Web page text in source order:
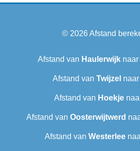
© 2026Afstand
Afstand van Haulerwijk naar
Afstand van Twijzel naar
Afstand van Hoekje
Afstand van Oosterwijtwerd
Afstand van Westerlee